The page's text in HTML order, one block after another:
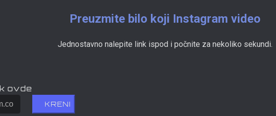
Preuzmite bilo koji Instagram video
Jednostavno nalepite link ispod i počnite za nekoliko sekundi.
ovde
KRENI